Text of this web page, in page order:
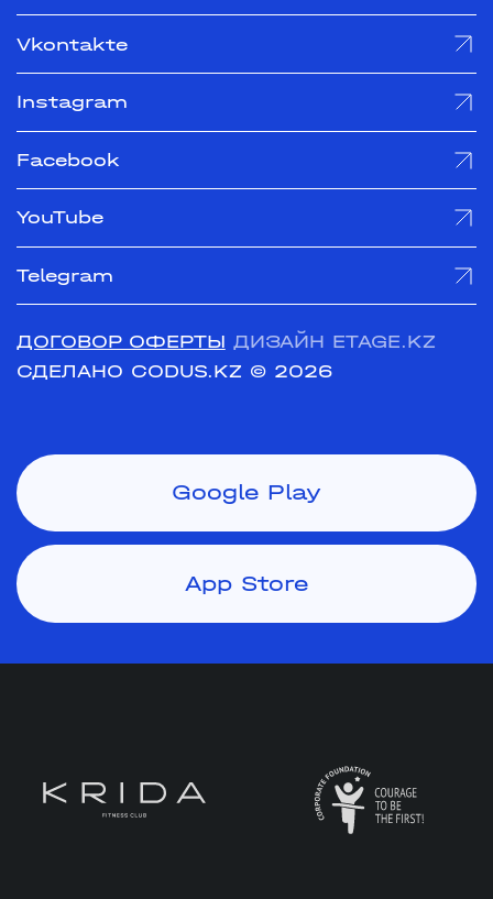
Vkontakte
Instagram
Facebook
YouTube
Telegram
ДОГОВОР ОФЕРТЫ ДИЗАЙН ETAGE.KZ
СДЕЛАНО CODUS.KZ © 2026
Google Play
App Store